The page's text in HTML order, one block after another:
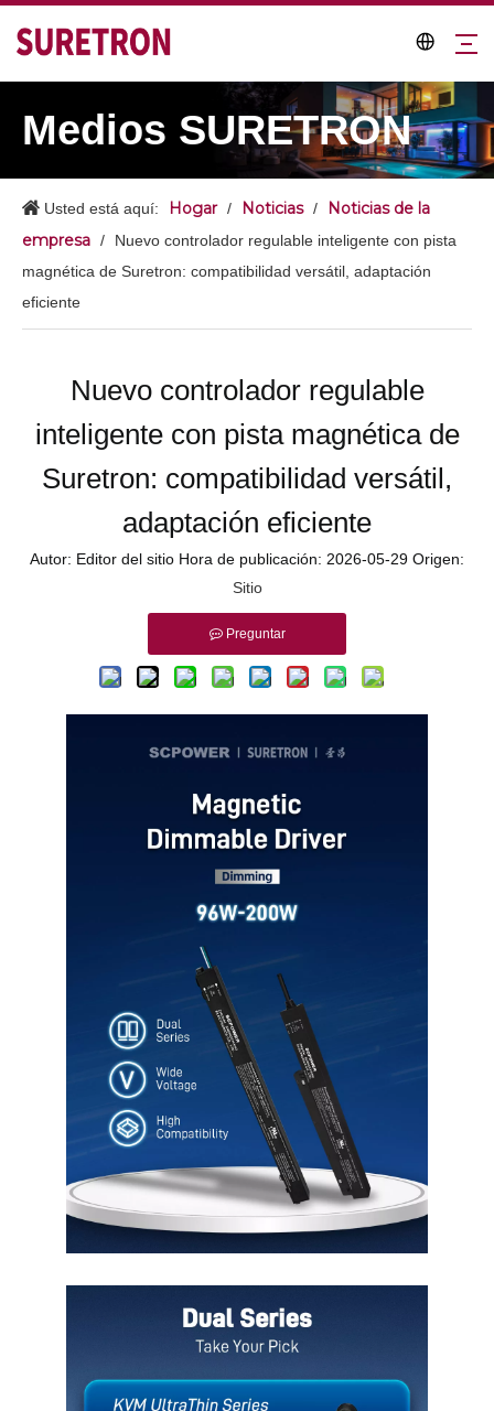
Medios SURETRON
Usted está aquí: Hogar / Noticias /
Noticias de la
empresa /
Nuevo controlador regulable inteligente con pista
magnética de Suretron: compatibilidad versátil, adaptación
eficiente
Nuevo controlador regulable
inteligente con pista magnética de
Suretron: compatibilidad versátil,
adaptación eficiente
Autor: Editor del sitio Hora de publicación: 2026-05-29 Origen:
Sitio
Preguntar